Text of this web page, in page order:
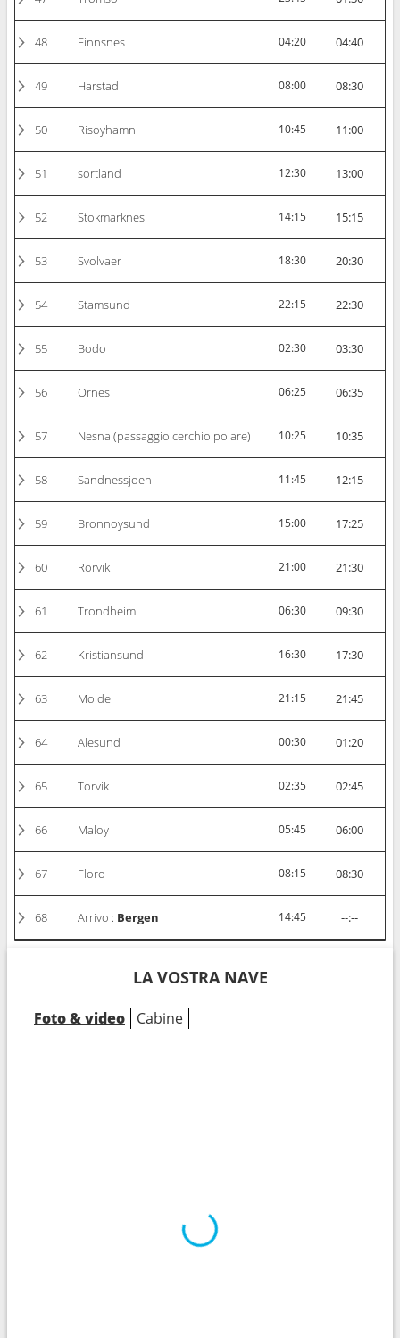
48 Finnsnes 04:20 04:40
49 Harstad 08:00 08:30
50 Risoyhamn 10:45 11:00
51 sortland 12:30 13:00
52 Stokmarknes 14:15 15:15
53 Svolvaer 18:30 20:30
54 Stamsund 22:15 22:30
55 Bodo 02:30 03:30
56 Ornes 06:25 06:35
57 Nesna (passaggio cerchio polare) 10:25 10:35
58 Sandnessjoen 11:45 12:15
59 Bronnoysund 15:00 17:25
60 Rorvik 21:00 21:30
61 Trondheim 06:30 09:30
62 Kristiansund 16:30 17:30
63 Molde 21:15 21:45
64 Alesund 00:30 01:20
65 Torvik 02:35 02:45
66 Maloy 05:45 06:00
67 Floro 08:15 08:30
68 Arrivo : Bergen 14:45 --:--
LA VOSTRA NAVE
Foto & video Cabine